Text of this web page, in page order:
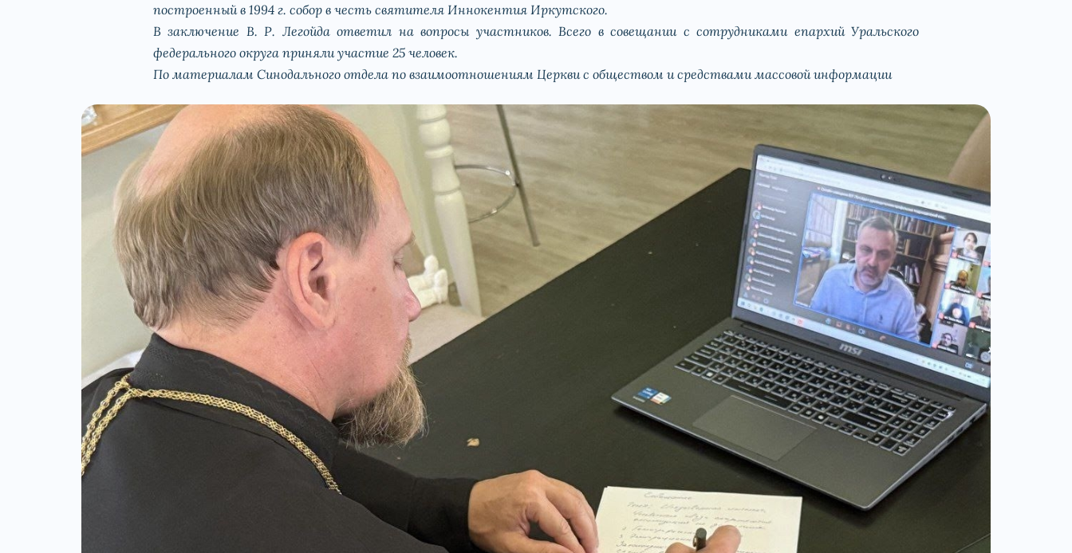
построенный в 1994 г. собор в честь святителя Иннокентия Иркутского.
В заключение В. Р. Легойда ответил на вопросы участников. Всего в совещании с сотрудниками епархий Уральского
федерального округа приняли участие 25 человек.
По материалам Синодального отдела по взаимоотношениям Церкви с обществом и средствами массовой информации